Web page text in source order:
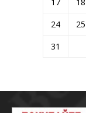
24
25
31